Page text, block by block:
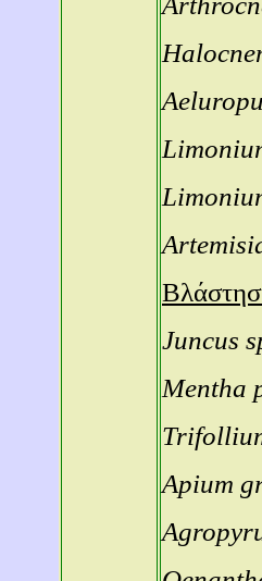
Juncus
Mentha
Apium